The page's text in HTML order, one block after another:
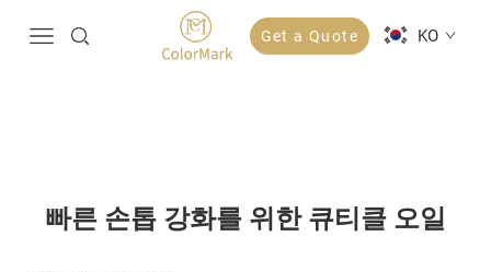
Get a Quote KO
빠른 손톱 강화를 위한 큐티클 오일